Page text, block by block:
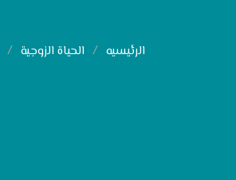
الرئيسيه الحياة الزوجية